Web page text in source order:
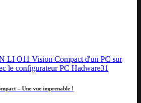
– Une vue imprenable !